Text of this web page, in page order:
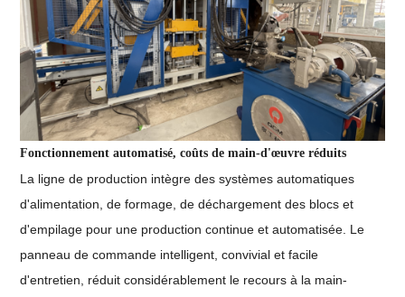
Fonctionnement automatisé, coûts de main-d'œuvre réduits
La ligne de production intègre des systèmes automatiques
d'alimentation, de formage, de déchargement des blocs et
d'empilage pour une production continue et automatisée. Le
panneau de commande intelligent, convivial et facile
d'entretien, réduit considérablement le recours à la main-